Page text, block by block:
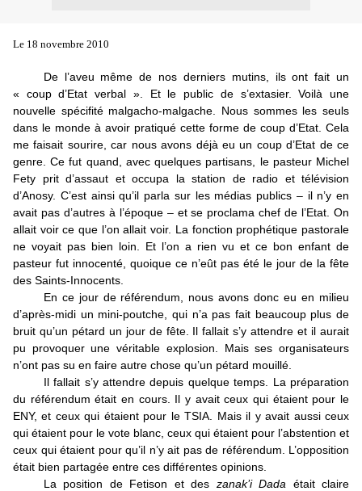
Le 18 novembre 2010
De l’aveu même de nos derniers mutins, ils ont fait un
« coup d’Etat verbal ». Et le public de s’extasier. Voilà une
nouvelle spécifité malgacho-malgache. Nous sommes les seuls
dans le monde à avoir pratiqué cette forme de coup d’Etat. Cela
me faisait sourire, car nous avons déjà eu un coup d’Etat de ce
genre. Ce fut quand, avec quelques partisans, le pasteur Michel
Fety prit d’assaut et occupa la station de radio et télévision
d’Anosy. C’est ainsi qu’il parla sur les médias publics – il n’y en
avait pas d’autres à l’époque – et se proclama chef de l’Etat. On
allait voir ce que l’on allait voir. La fonction prophétique pastorale
ne voyait pas bien loin. Et l’on a rien vu et ce bon enfant de
pasteur fut innocenté, quoique ce n’eût pas été le jour de la fête
des Saints-Innocents.
En ce jour de référendum, nous avons donc eu en milieu
d’après-midi un mini-poutche, qui n’a pas fait beaucoup plus de
bruit qu’un pétard un jour de fête. Il fallait s’y attendre et il aurait
pu provoquer une véritable explosion. Mais ses organisateurs
n’ont pas su en faire autre chose qu’un pétard mouillé.
Il fallait s’y attendre depuis quelque temps. La préparation
du référendum était en cours. Il y avait ceux qui étaient pour le
ENY, et ceux qui étaient pour le TSIA. Mais il y avait aussi ceux
qui étaient pour le vote blanc, ceux qui étaient pour l’abstention et
ceux qui étaient pour qu’il n’y ait pas de référendum. L’opposition
était bien partagée entre ces différentes opinions.
La position de Fetison et des zanak’i Dada était claire